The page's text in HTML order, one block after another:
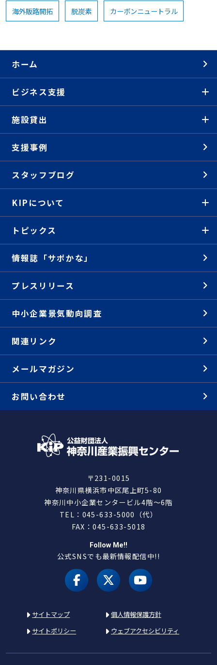
海外販路開拓 脱炭素 カーボンニュートラル
ホーム
ビジネス支援
施設貸出
支援事例
スタッフブログ
KIPについて
トピックス
情報誌「サポかな」
プレスリリース
中小企業景気動向調査
関連リンク
メールマガジン
お問い合わせ
〒231-0015
神奈川県横浜市中区尾上町5-80
神奈川中小企業センタービル4階～6階
TEL：045-633-5000（代）
FAX：045-633-5018
Follow Me!!
公式SNSでも最新情報配信中!!
facebookX（旧 twitter）
youtube
サイトマップ
個人情報保護方針
サイトポリシー
ウェブアクセシビリティ